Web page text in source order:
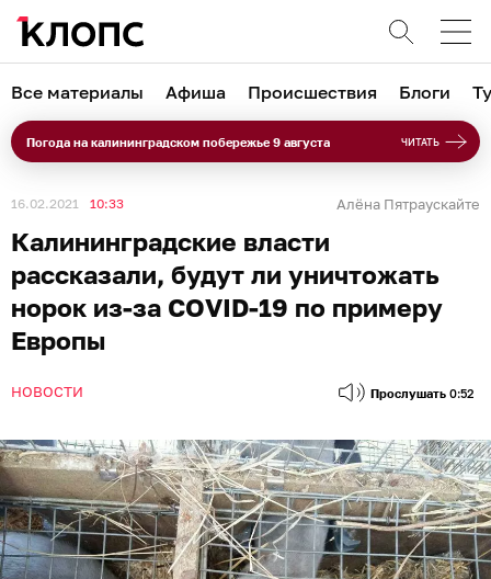
Все материалы Афиша Происшествия Блоги
Погода на калининградском побережье 9 августа ЧИТАТЬ
16.02.2021 10:33 Алёна Пятраускайте
Калининградские власти
рассказали, будут ли уничтожать
норок из-за COVID-19 по примеру
Европы
НОВОСТИ Прослушать 0:52